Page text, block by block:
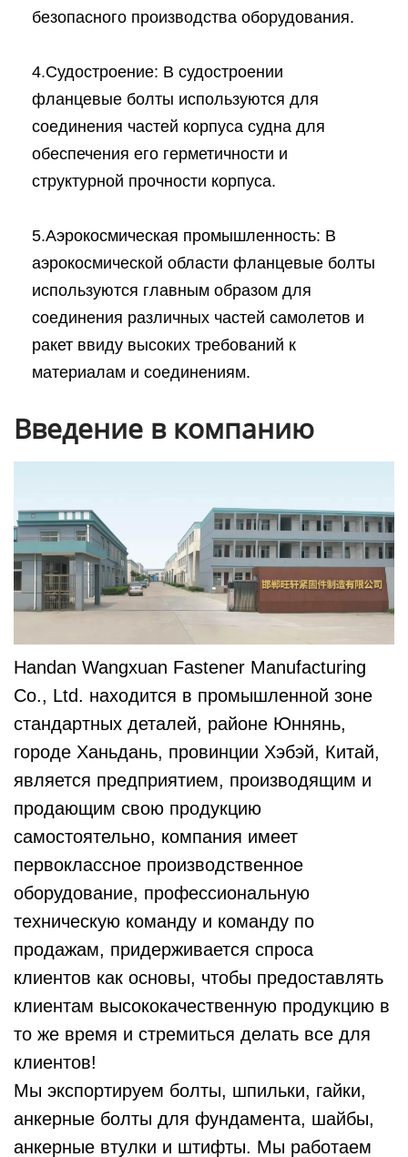
безопасного производства оборудования.
4.Судостроение: В судостроении
фланцевые болты используются для
соединения частей корпуса судна для
обеспечения его герметичности и
структурной прочности корпуса.
5.Аэрокосмическая промышленность: В
аэрокосмической области фланцевые болты
используются главным образом для
соединения различных частей самолетов и
ракет ввиду высоких требований к
материалам и соединениям.
Введение в компанию
Handan Wangxuan Fastener Manufacturing
Co., Ltd. находится в промышленной зоне
стандартных деталей, районе Юннянь,
городе Ханьдань, провинции Хэбэй, Китай,
является предприятием, производящим и
продающим свою продукцию
самостоятельно, компания имеет
первоклассное производственное
оборудование, профессиональную
техническую команду и команду по
продажам, придерживается спроса
клиентов как основы, чтобы предоставлять
клиентам высококачественную продукцию в
то же время и стремиться делать все для
клиентов!
Мы экспортируем болты, шпильки, гайки,
анкерные болты для фундамента, шайбы,
анкерные втулки и штифты. Мы работаем